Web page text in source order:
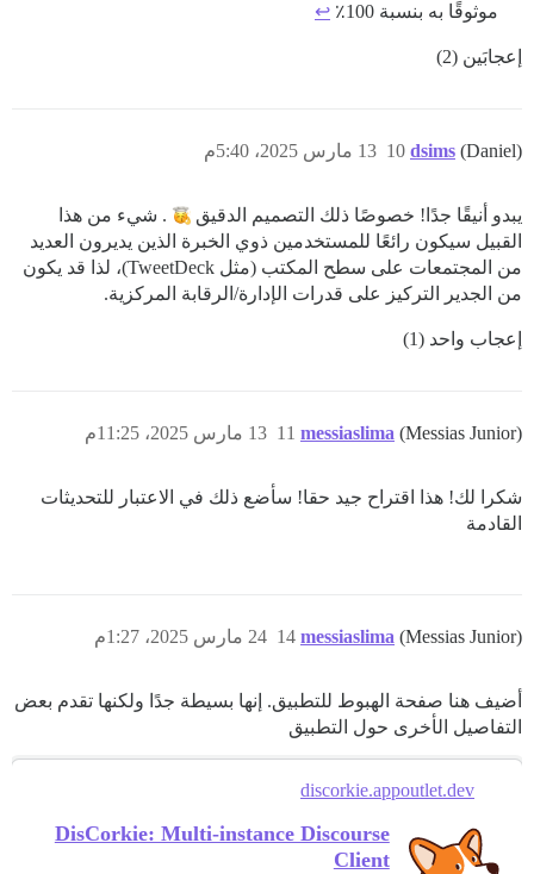
موثوقًا به بنسبة 100٪
↩︎
إعجابَين (2)
dsims (Daniel) 13 مارس 2025، 5:40م 10
يبدو أنيقًا جدًا! خصوصًا ذلك التصميم الدقيق
. شيء من هذا
القبيل سيكون رائعًا للمستخدمين ذوي الخبرة الذين يديرون العديد
من المجتمعات على سطح المكتب (مثل TweetDeck)، لذا قد يكون
من الجدير التركيز على قدرات الإدارة/الرقابة المركزية.
إعجاب واحد (1)
messiaslima (Messias Junior) 13 مارس 2025، 11:25م 11
شكرا لك! هذا اقتراح جيد حقا! سأضع ذلك في الاعتبار للتحديثات
القادمة
messiaslima (Messias Junior) 24 مارس 2025، 1:27م 14
أضيف هنا صفحة الهبوط للتطبيق. إنها بسيطة جدًا ولكنها تقدم بعض
التفاصيل الأخرى حول التطبيق
discorkie.appoutlet.dev
DisCorkie: Multi-instance Discourse
Client